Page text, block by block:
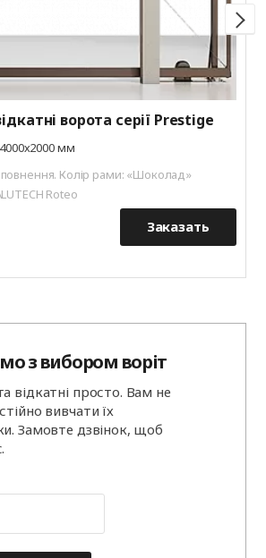
ворота серії Prestige
мм
Колір рами: «Шоколад»
Roteo
Заказать
з вибором воріт
відкатні просто. Вам не
вивчати їх
Замовте дзвінок, щоб